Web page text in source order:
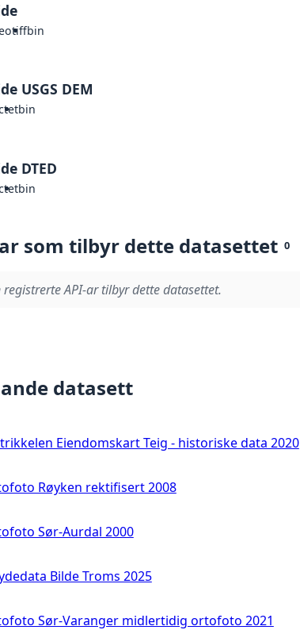
bin
USGS DEM
bin
DTED
bin
som tilbyr dette datasettet 0
registrerte API-ar tilbyr dette datasettet.
datasett
Eiendomskart Teig - historiske data 2020
Røyken rektifisert 2008
Sør-Aurdal 2000
Bilde Troms 2025
Sør-Varanger midlertidig ortofoto 2021